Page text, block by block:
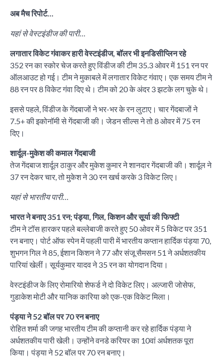
अब मैच रिपोर्ट…
यहां से वेस्टइंडीज की पारी…
लगातार विकेट गंवाकर हारी वेस्टइंडीज, बॉलर भी इनडिसीप्लिन रहे
352 रन का स्कोर चेज करते हुए विंडीज की टीम 35.3 ओवर में 151 रन पर
ऑलआउट हो गई। टीम ने मुकाबले में लगातार विकेट गंवाए। एक समय टीम ने
88 रन पर 8 विकेट गंवा दिए थे। टीम को 20 के अंदर 3 झटके लग चुके थे।
इससे पहले, विंडीज के गेंदबाजों ने भर-भर के रन लुटाए। चार गेंदबाजों ने
7.5+ की इकोनॉमी से गेंदबाजी की। जेडन सील्स ने तो 8 ओवर में 75 रन
दिए।
शार्दूल-मुकेश की कमाल गेंदबाजी
तेज गेंदबाज शार्दूल ठाकुर और मुकेश कुमार ने शानदार गेंदबाजी की। शार्दूल ने
37 रन देकर चार, तो मुकेश ने 30 रन खर्च करके 3 विकेट लिए।
यहां से भारतीय पारी…
भारत ने बनाए 351 रन; पंड्या, गिल, किशन और सूर्या की फिफ्टी
टीम ने टॉस हारकर पहले बल्लेबाजी करते हुए 50 ओवर में 5 विकेट पर 351
रन बनाए। पोर्ट ऑफ स्पेन में पहली पारी में भारतीय कप्तान हार्दिक पंड्या 70,
शुभगन गिल ने 85, ईशान किशन ने 77 और संजू सैमसन 51 ने अर्धशतकीय
पारियां खेलीं। सूर्यकुमार यादव ने 35 रन का योगदान दिया।
वेस्टइंडीज के लिए रोमारियो शेफर्ड ने दो विकेट लिए। अल्जारी जोसेफ,
गुडाकेश मोटी और यानिक कारिया को एक-एक विकेट मिला।
पंड्या ने 52 बॉल पर 70 रन बनाए
रोहित शर्मा की जगह भारतीय टीम की कप्तानी कर रहे हार्दिक पंड्या ने
अर्धशतकीय पारी खेली। उन्होंने वनडे करियर का 10वां अर्धशतक पूरा
किया। पंड्या ने 52 बॉल पर 70 रन बनाए।